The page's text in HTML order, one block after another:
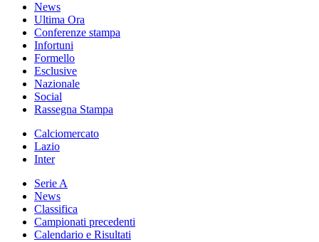
News
Ultima Ora
Conferenze stampa
Infortuni
Formello
Esclusive
Nazionale
Social
Rassegna Stampa
Calciomercato
Lazio
Inter
Serie A
News
Classifica
Campionati precedenti
Calendario e Risultati